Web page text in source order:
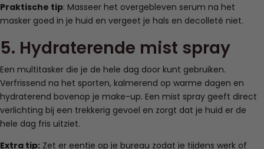
Praktische tip: Masseer het overgebleven serum na het
masker goed in je huid en vergeet je hals en decolleté niet.
5. Hydraterende mist spray
Een multitasker die je de hele dag door kunt gebruiken.
Verfrissend na het sporten, kalmerend op warme dagen en
hydraterend bovenop je make-up. Een mist spray geeft direct
verlichting bij een trekkerig gevoel en zorgt dat je huid er de
hele dag fris uitziet.
Extra tip: Zet er eentje op je bureau zodat je tijdens werk of